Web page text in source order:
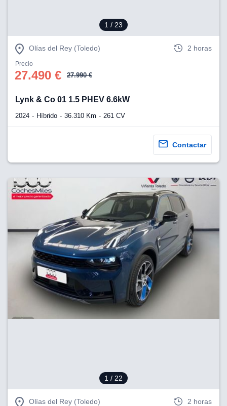
1 / 23
Olías del Rey (Toledo) 2 horas
Precio
27.490 € 27.990 €
Lynk & Co 01 1.5 PHEV 6.6kW
2024 Híbrido 36.310 Km 261 CV
Contactar
1 / 22
Olías del Rey (Toledo) 2 horas